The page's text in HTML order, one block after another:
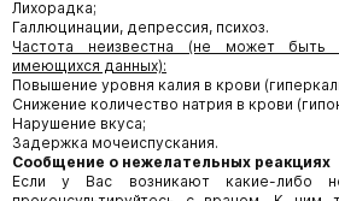
Лихорадка;
Галлюцинации, депрессия, психоз.
Частота неизвестна (не может быть
имеющихся данных):
Повышение уровня калия в крови
Снижение количество натрия в крови
Нарушение вкуса;
Задержка мочеиспускания.
Сообщение о нежелательных реакциях
Если у Вас возникают какие-либо